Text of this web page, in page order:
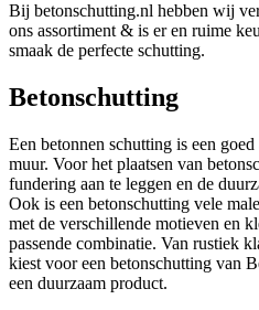
Bij betonschutting.nl hebben wij
ons assortiment & is er en ruime
smaak de perfecte schutting.
Betonschutting
Een betonnen schutting is een
muur. Voor het plaatsen van
fundering aan te leggen en de
Ook is een betonschutting vele
met de verschillende motieven en
passende combinatie. Van rustiek
kiest voor een betonschutting van
een duurzaam product.